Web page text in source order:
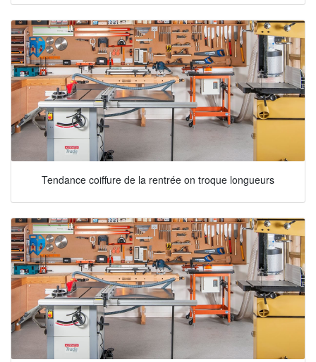
Tendance coiffure de la rentrée on troque longueurs